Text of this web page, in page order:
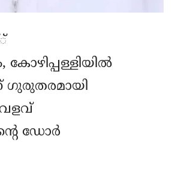
ഗുരുതരമായി
വളവ്
ഡോര്‍